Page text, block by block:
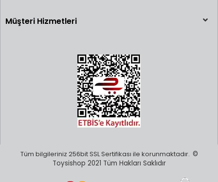
Müşteri Hizmetleri
Tüm bilgileriniz 256bit SSL Sertifikası ile korunmaktadır. ©
Toysishop 2021 Tüm Hakları Saklıdır